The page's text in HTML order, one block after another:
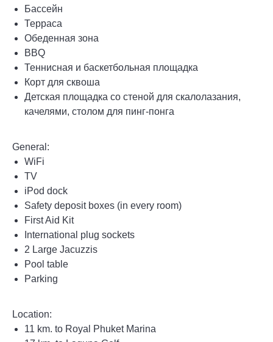
Бассейн
Терраса
Обеденная зона
BBQ
Теннисная и баскетбольная площадка
Корт для сквоша
Детская площадка со стеной для скалолазания,
качелями, столом для пинг-понга
General:
WiFi
TV
iPod dock
Safety deposit boxes (in every room)
First Aid Kit
International plug sockets
2 Large Jacuzzis
Pool table
Parking
Location:
11 km. to Royal Phuket Marina